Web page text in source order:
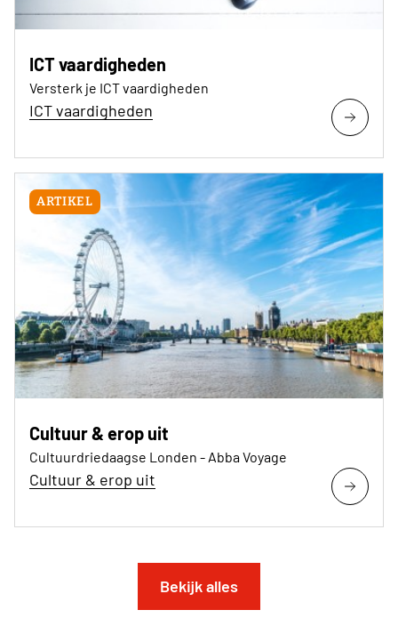
ICT vaardigheden
Versterk je ICT vaardigheden
ICT vaardigheden
ARTIKEL
Cultuur & erop uit
Cultuurdriedaagse Londen - Abba Voyage
Cultuur & erop uit
Bekijk alles